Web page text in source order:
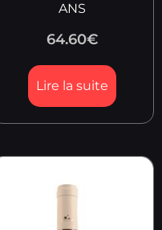
ANS
64.60€
Lire la suite